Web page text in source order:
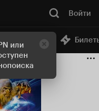
или
Войти
кинотеатр